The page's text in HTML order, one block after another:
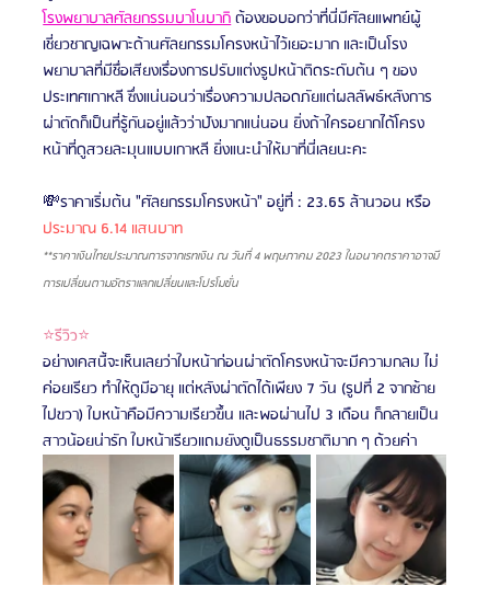
โรงพยาบาลศัลยกรรมบาโนบากิต้องขอบอกว่าที่นี่มีศัลยแพทย์ผู้
เชี่ยวชาญเฉพาะด้านศัลยกรรมโครงหน้าไว้เยอะมาก และเป็นโรง
พยาบาลที่มีชื่อเสียงเรื่องการปรับแต่งรูปหน้าติดระดับต้น ๆ ของ
ประเทศเกาหลี ซึ่งแน่นอนว่าเรื่องความปลอดภัยแต่ผลลัพธ์หลังการ
ผ่าตัดก็เป็นที่รู้กันอยู่แล้วว่าปังมากแน่นอน ยิ่งถ้าใครอยากได้โครง
หน้าที่ดูสวยละมุนแบบเกาหลี ยิ่งแนะนำให้มาที่นี่เลยนะคะ
💸ราคาเริ่มต้น "ศัลยกรรมโครงหน้า" อยู่ที่ : 23.65 ล้านวอน หรือ
ประมาณ 6.14 แสนบาท
**ราคาเงินไทยประมาณการจากเรทเงิน ณ วันที่ 4 พฤษภาคม 2023 ในอนาคตราคาอาจมี
การเปลี่ยนตามอัตราแลกเปลี่ยนและโปรโมชั่น
⭐รีวิว⭐
อย่างเคสนี้จะเห็นเลยว่าใบหน้าก่อนผ่าตัดโครงหน้าจะมีความกลม ไม่
ค่อยเรียว ทำให้ดูมีอายุ แต่หลังผ่าตัดได้เพียง 7 วัน (รูปที่ 2 จากซ้าย
ไปขวา) ใบหน้าคือมีความเรียวขึ้น และพอผ่านไป 3 เดือน ก็กลายเป็น
สาวน้อยน่ารัก ใบหน้าเรียวแถมยังดูเป็นธรรมชาติมาก ๆ ด้วยค่า